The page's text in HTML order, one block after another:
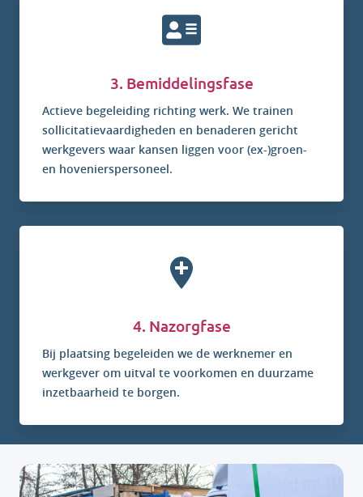
3. Bemiddelingsfase
Actieve begeleiding richting werk. We trainen
sollicitatievaardigheden en benaderen gericht
werkgevers waar kansen liggen voor (ex-)groen-
en hovenierspersoneel.
4. Nazorgfase
Bij plaatsing begeleiden we de werknemer en
werkgever om uitval te voorkomen en duurzame
inzetbaarheid te borgen.